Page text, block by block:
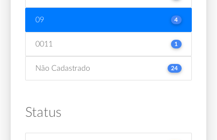
09 4
0011 1
Não Cadastrado 24
Status